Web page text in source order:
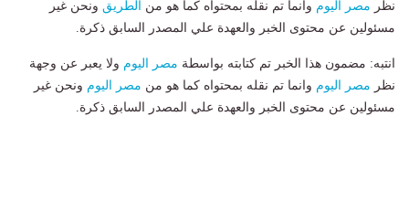
نظر مصر اليوم وانما تم نقله بمحتواه كما هو من الطريق ونحن غير
مسئولين عن محتوى الخبر والعهدة علي المصدر السابق ذكرة.
انتبه: مضمون هذا الخبر تم كتابته بواسطة مصر اليوم ولا يعبر عن وجهة
نظر مصر اليوم وانما تم نقله بمحتواه كما هو من مصر اليوم ونحن غير
مسئولين عن محتوى الخبر والعهدة علي المصدر السابق ذكرة.